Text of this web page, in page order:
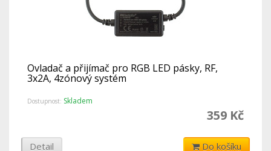
Ovladač a přijímač pro RGB LED pásky, RF,
3x2A, 4zónový systém
Dostupnost: Skladem
359 Kč
Detail Do košíku